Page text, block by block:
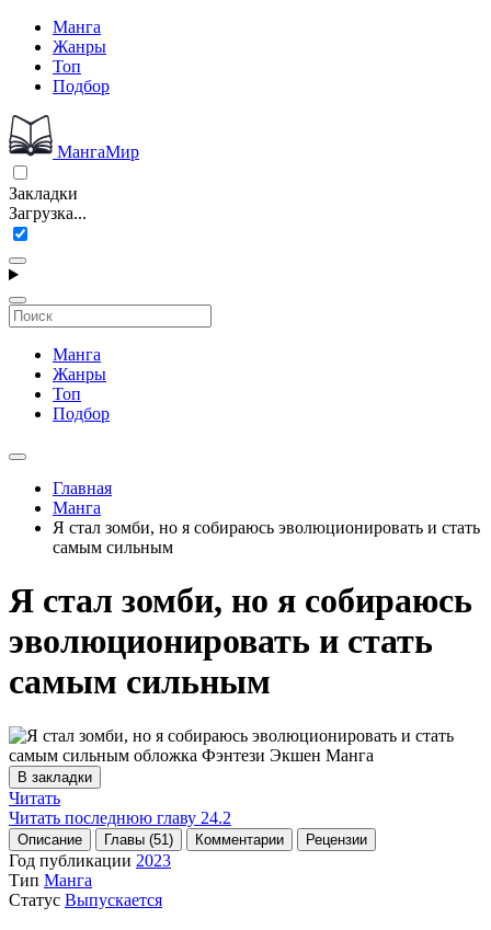
Манга
Жанры
Топ
Подбор
МангаМир
Закладки
Загрузка...
Манга
Жанры
Топ
Подбор
Главная
Манга
Я стал зомби, но я собираюсь эволюционировать и стать
самым сильным
Я стал зомби, но я собираюсь
эволюционировать и стать
самым сильным
В закладки
Читать
Читать последнюю главу 24.2
Описание Главы (51) Комментарии Рецензии
Год публикации 2023
Тип Манга
Статус Выпускается